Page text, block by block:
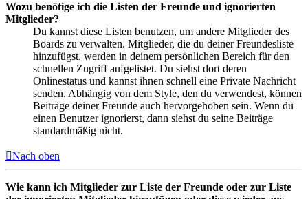
Wozu benötige ich die Listen der Freunde und ignorierten
Mitglieder?
Du kannst diese Listen benutzen, um andere Mitglieder des
Boards zu verwalten. Mitglieder, die du deiner Freundesliste
hinzufügst, werden in deinem persönlichen Bereich für den
schnellen Zugriff aufgelistet. Du siehst dort deren
Onlinestatus und kannst ihnen schnell eine Private Nachricht
senden. Abhängig von dem Style, den du verwendest, können
Beiträge deiner Freunde auch hervorgehoben sein. Wenn du
einen Benutzer ignorierst, dann siehst du seine Beiträge
standardmäßig nicht.
Nach oben
Wie kann ich Mitglieder zur Liste der Freunde oder zur Liste